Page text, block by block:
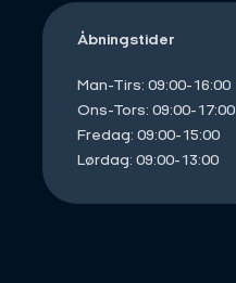
Åbningstider
Man-Tirs: 09:00-16:00
Ons-Tors: 09:00-17:00
Fredag: 09:00-15:00
Lørdag: 09:00-13:00